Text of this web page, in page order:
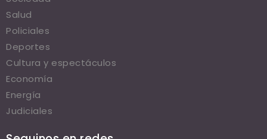
Salud
Policiales
Deportes
Cultura y espectáculos
Economía
Energía
Judiciales